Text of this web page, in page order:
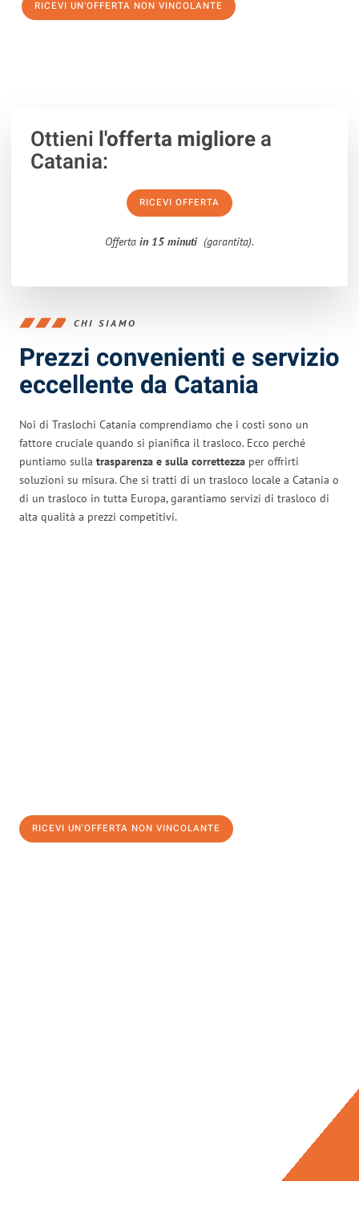
RICEVI UN'OFFERTA NON VINCOLANTE
Ottieni l'offerta migliorea
Catania:
RICEVI OFFERTA
Offerta in 15 minuti (garantita).
CHI SIAMO
Prezzi convenienti e servizio
eccellente da Catania
Noi di Traslochi Catania comprendiamo che i costi sono un
fattore cruciale quando si pianifica il trasloco. Ecco perché
puntiamo sulla trasparenza e sulla correttezza per offrirti
soluzioni su misura. Che si tratti di un trasloco locale a Catania o
di un trasloco in tutta Europa, garantiamo servizi di trasloco di
alta qualità a prezzi competitivi.
RICEVI UN'OFFERTA NON VINCOLANTE